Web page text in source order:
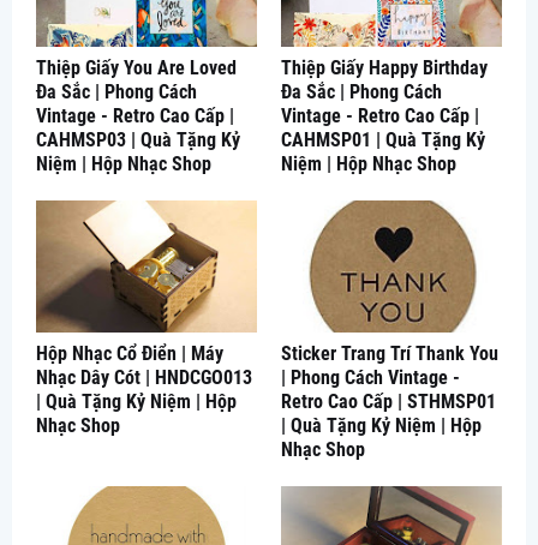
Thiệp Giấy You Are Loved
Đa Sắc | Phong Cách
Vintage - Retro Cao Cấp |
CAHMSP03 | Quà Tặng Kỷ
Niệm | Hộp Nhạc Shop
Thiệp Giấy Happy Birthday
Đa Sắc | Phong Cách
Vintage - Retro Cao Cấp |
CAHMSP01 | Quà Tặng Kỷ
Niệm | Hộp Nhạc Shop
Hộp Nhạc Cổ Điển | Máy
Nhạc Dây Cót | HNDCGO013
| Quà Tặng Kỷ Niệm | Hộp
Nhạc Shop
Sticker Trang Trí Thank You
| Phong Cách Vintage -
Retro Cao Cấp | STHMSP01
| Quà Tặng Kỷ Niệm | Hộp
Nhạc Shop